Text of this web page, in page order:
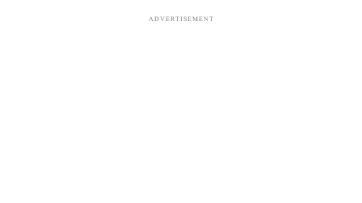
ADVERTISEMENT